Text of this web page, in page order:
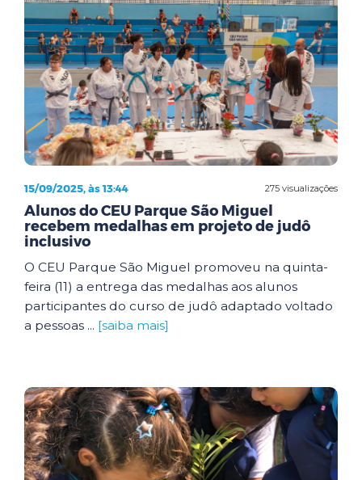
275 visualizações
15/09/2025, às 13:44
Alunos do CEU Parque São Miguel
recebem medalhas em projeto de judô
inclusivo
O CEU Parque São Miguel promoveu na quinta-
feira (11) a entrega das medalhas aos alunos
participantes do curso de judô adaptado voltado
a pessoas ... [saiba mais]